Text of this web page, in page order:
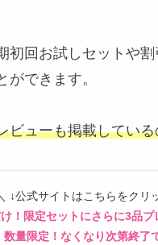
初回お試しセットや
ができます。
ビューも掲載してい
↓公式サイトはこちらをクリ
！限定セットにさらに3品プ
数量限定！なくなり次第終了